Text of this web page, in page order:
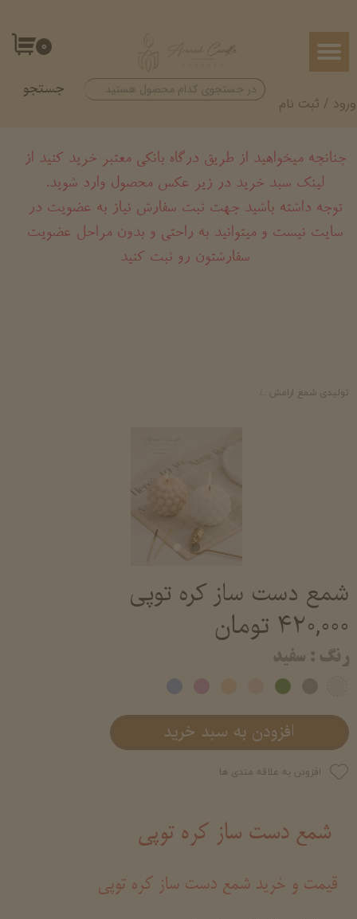
۰
ورود / ثبت نام
حساب کاربری من
تغییر گذر واژه
جستجو
تولیدی شمع ارامش
شمع دست ساز کره توپی
۴۲۰,۰۰۰ تومان
رنگ : سفید
افزودن به سبد خرید
افزودن به علاقه مندی ها
شمع دست ساز کره توپی
قیمت و خرید شمع دست ساز کره توپی
چنانچه میخواهید از طریق درگاه بانکی معتبر خرید کنید از
لینک سبد خرید در زیر عکس محصول وارد شوید.
​​​​​​​توجه داشته باشید جهت ثبت سفارش نیاز به عضویت در
سایت نیست و میتوانید به راحتی و بدون مراحل عضویت
سفارشتون رو ثبت کنید